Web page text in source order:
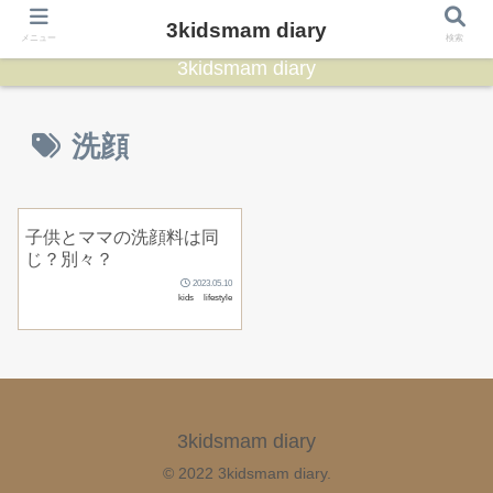
3kidsmam diary
洗顔
子供とママの洗顔料は同
じ？別々？
2023.05.10
kids
lifestyle
3kidsmam diary
© 2022 3kidsmam diary.
メニュー 3kidsmam diary 検索